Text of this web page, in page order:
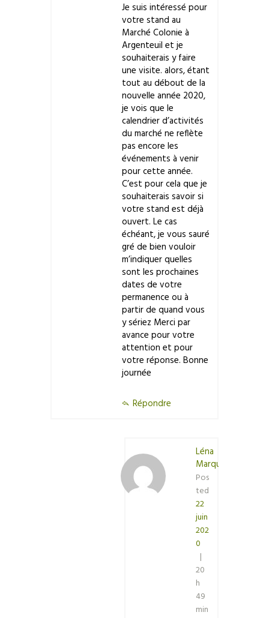
Je suis intéressé pour
votre stand au
Marché Colonie à
Argenteuil et je
souhaiterais y faire
une visite. alors, étant
tout au débout de la
nouvelle année 2020,
je vois que le
calendrier d’activités
du marché ne reflète
pas encore les
événements à venir
pour cette année.
C’est pour cela que je
souhaiterais savoir si
votre stand est déjà
ouvert. Le cas
échéant, je vous sauré
gré de bien vouloir
m’indiquer quelles
sont les prochaines
dates de votre
permanence ou à
partir de quand vous
y sériez Merci par
avance pour votre
attention et pour
votre réponse. Bonne
journée
Répondre
Léna
Marquart
Pos
ted
22
juin
202
0
20
h
49
min